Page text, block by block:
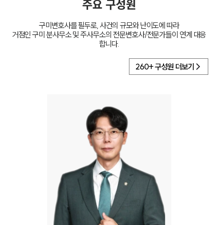
주요 구성원
구미 변호사를 필두로, 사건의 규모와 난이도에 따라
거점인 구미 분사무소 및 주사무소의 전문변호사/전문가들이 연계 대응
합니다.
260+ 구성원 더보기